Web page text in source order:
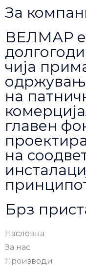
За
ВЕЛМАР е
чија
на
главен
на
Брз
Насловна
За нас
Производи